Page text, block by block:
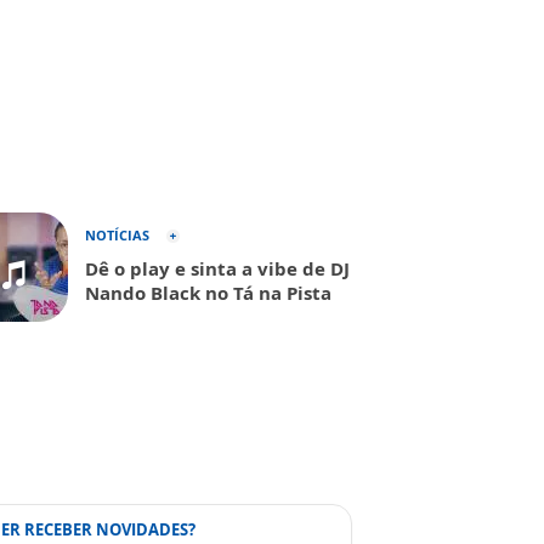
NOTÍCIAS
Dê o play e sinta a vibe de DJ
Nando Black no Tá na Pista
RECEBER NOVIDADES?